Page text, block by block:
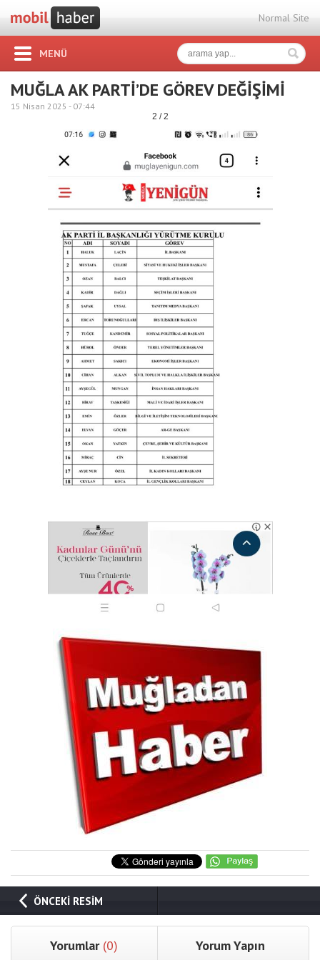
Normal Site
MENÜ
MUĞLA AK PARTİ’DE GÖREV DEĞİŞİMİ
15 Nisan 2025 - 07:44
2 / 2
ÖNCEKİ RESİM
Yorumlar (0) Yorum Yapın